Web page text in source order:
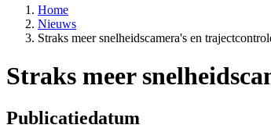
Home
Nieuws
Straks meer snelheidscamera's en
Straks meer
Publicatiedatum